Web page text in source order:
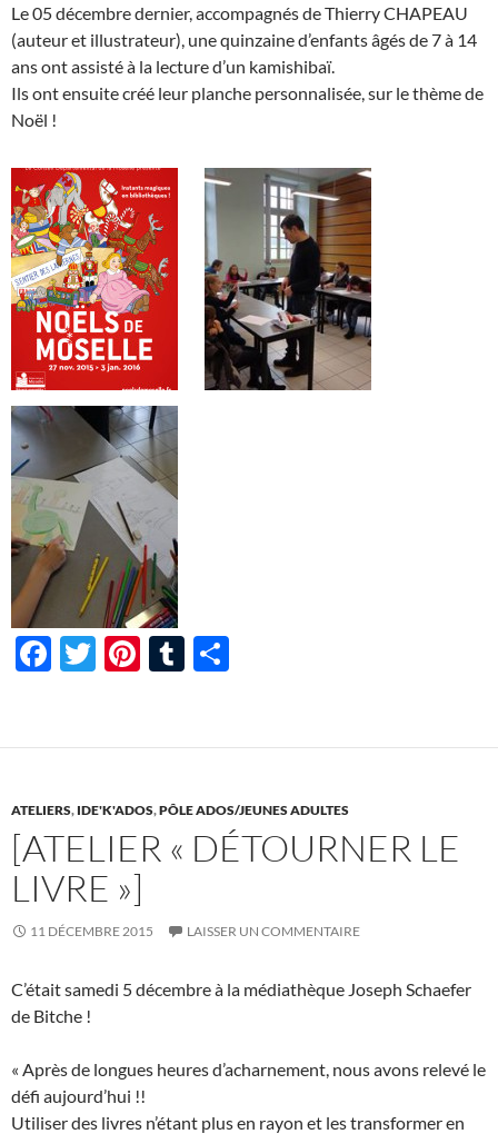
Le 05 décembre dernier, accompagnés de Thierry CHAPEAU
(auteur et illustrateur), une quinzaine d’enfants âgés de 7 à 14
ans ont assisté à la lecture d’un kamishibaï.
Ils ont ensuite créé leur planche personnalisée, sur le thème de
Noël !
F
b
o
o
k
T
er
Pi
es
t
T
bl
r
g
er
ATELIERS, IDE'K'ADOS,PÔLE ADOS/JEUNES ADULTES
[ATELIER « DÉTOURNER LE
LIVRE »]
11 DÉCEMBRE 2015 LAISSER UN COMMENTAIRE
C’était samedi 5 décembre à la médiathèque Joseph Schaefer
de Bitche !
« Après de longues heures d’acharnement, nous avons relevé le
défi aujourd’hui !!
Utiliser des livres n’étant plus en rayon et les transformer en